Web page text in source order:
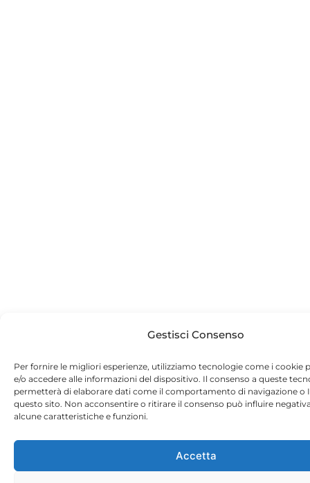
Gestisci Consenso
Per fornire le migliori esperienze, utilizziamo tecnologie come i cookie
e/o accedere alle informazioni del dispositivo. Il consenso a queste
permetterà di elaborare dati come il comportamento di navigazione o
questo sito. Non acconsentire o ritirare il consenso può influire
alcune caratteristiche e funzioni.
Accetta